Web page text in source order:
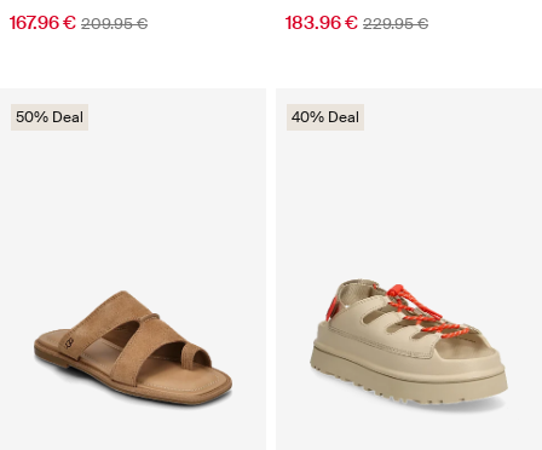
167.96 € 209.95 € 183.96 € 229.95 €
50% Deal 40% Deal